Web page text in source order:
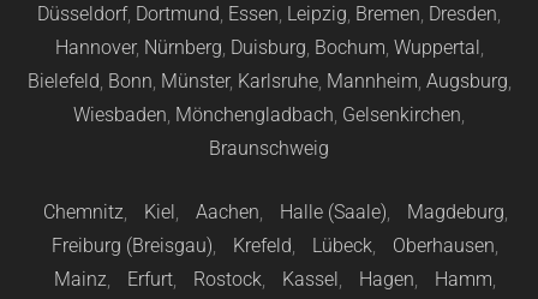
Düsseldorf, Dortmund, Essen, Leipzig, Bremen, Dresden,
Hannover, Nürnberg, Duisburg, Bochum, Wuppertal,
Bielefeld, Bonn, Münster, Karlsruhe, Mannheim, Augsburg,
Wiesbaden, Mönchengladbach, Gelsenkirchen,
Braunschweig
Chemnitz, Kiel, Aachen, Halle (Saale), Magdeburg,
Freiburg (Breisgau), Krefeld, Lübeck, Oberhausen,
Mainz, Erfurt, Rostock, Kassel, Hagen, Hamm,